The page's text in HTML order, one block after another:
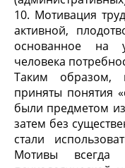
10. Мотивация
активной,
основанное на
человека
Таким образом,
приняты понятия
были предметом
затем без
стали
Мотивы всегда